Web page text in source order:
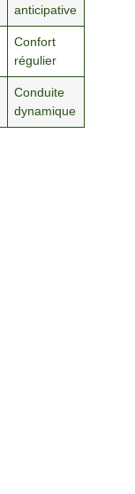
anticipative
Confort
régulier
Conduite
dynamique